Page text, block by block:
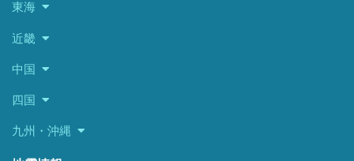
東海
近畿
中国
四国
九州・沖縄